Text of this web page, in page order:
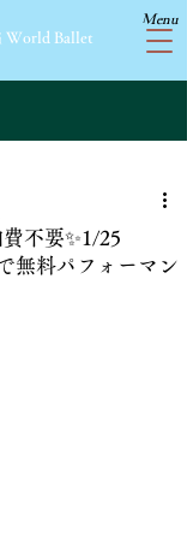
Menu
World Ballet
不要✨1/25
無料パフォーマン